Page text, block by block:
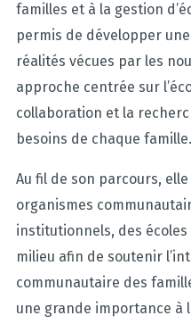
familles et à la gestion
permis de développer
réalités vécues par les
approche centrée sur
collaboration et la
besoins de chaque famille.
Au fil de son parcours,
organismes
institutionnels, des
milieu afin de soutenir
communautaire des
une grande importance à